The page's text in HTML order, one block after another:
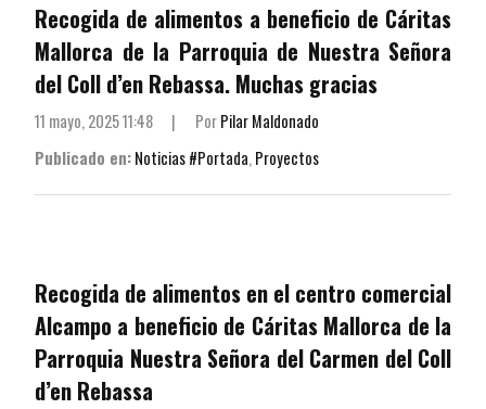
Recogida de alimentos a beneficio de Cáritas
Mallorca de la Parroquia de Nuestra Señora
del Coll d’en Rebassa. Muchas gracias
11 mayo, 2025 11:48 | PorPilar Maldonado
Publicado en:Noticias #Portada,Proyectos
Recogida de alimentos en el centro comercial
Alcampo a beneficio de Cáritas Mallorca de la
Parroquia Nuestra Señora del Carmen del Coll
d’en Rebassa